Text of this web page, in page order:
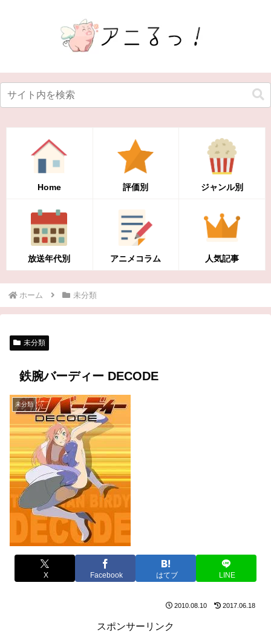
Home 評価別 ジャンル別
放送年代別 アニメコラム 人気記事
ホーム 未分類
未分類
鉄腕バーディー DECODE
未分類
X Facebook はてブ LINE
2010.08.10 2017.06.18
スポンサーリンク